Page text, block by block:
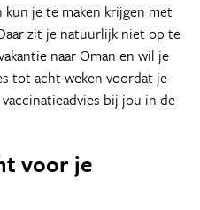
je te maken krijgen met
zit je natuurlijk niet op te
naar Oman en wil je
tot acht weken voordat je
bij jou in de
voor je